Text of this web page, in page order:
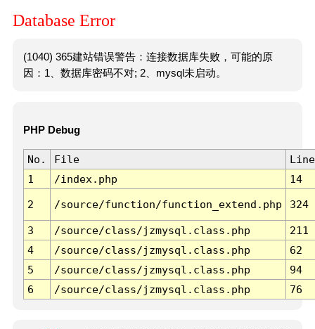
Database Error
(1040) 365建站错误警告：连接数据库失败，可能的原
因：1、数据库密码不对; 2、mysql未启动。
PHP Debug
No. File
Line
1
/index.php 14
2 /source/function/function_extend.php 324
3 /source/class/jzmysql.class.php
211
4
/source/class/jzmysql.class.php
62
5
/source/class/jzmysql.class.php
94
6
/source/class/jzmysql.class.php 76